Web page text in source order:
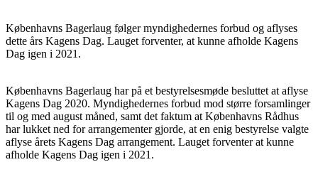
Københavns Bagerlaug følger myndighedernes forbud og aflyses
dette års Kagens Dag. Lauget forventer, at kunne afholde Kagens
Dag igen i 2021.
Københavns Bagerlaug har på et bestyrelsesmøde besluttet at aflyse
Kagens Dag 2020. Myndighedernes forbud mod større forsamlinger
til og med august måned, samt det faktum at Københavns Rådhus
har lukket ned for arrangementer gjorde, at en enig bestyrelse valgte
aflyse årets Kagens Dag arrangement. Lauget forventer at kunne
afholde Kagens Dag igen i 2021.